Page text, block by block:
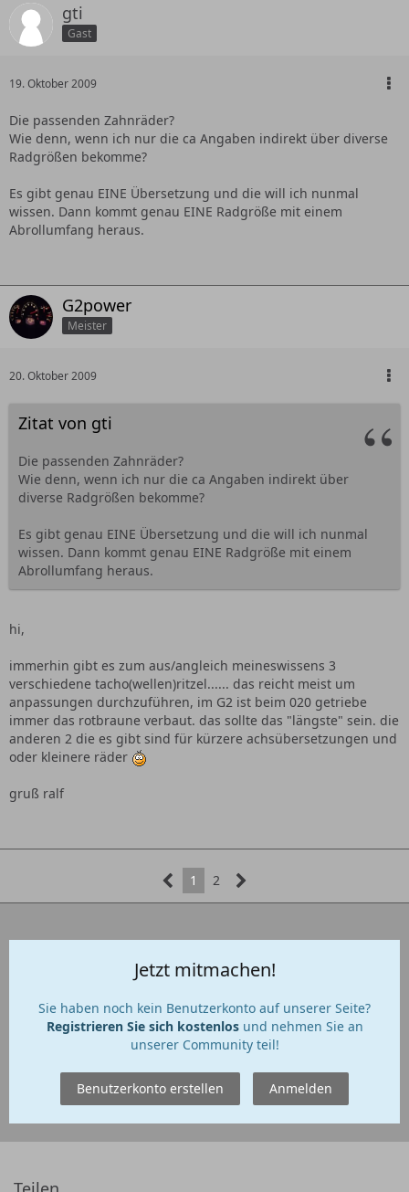
gti
Gast
19. Oktober 2009
Die passenden Zahnräder?
Wie denn, wenn ich nur die ca Angaben indirekt über diverse
Radgrößen bekomme?
Es gibt genau EINE Übersetzung und die will ich nunmal
wissen. Dann kommt genau EINE Radgröße mit einem
Abrollumfang heraus.
G2power
Meister
20. Oktober 2009
Zitat von gti
Die passenden Zahnräder?
Wie denn, wenn ich nur die ca Angaben indirekt über
diverse Radgrößen bekomme?
Es gibt genau EINE Übersetzung und die will ich nunmal
wissen. Dann kommt genau EINE Radgröße mit einem
Abrollumfang heraus.
hi,
immerhin gibt es zum aus/angleich meineswissens 3
verschiedene tacho(wellen)ritzel...... das reicht meist um
anpassungen durchzuführen, im G2 ist beim 020 getriebe
immer das rotbraune verbaut. das sollte das "längste" sein. die
anderen 2 die es gibt sind für kürzere achsübersetzungen und
oder kleinere räder
gruß ralf
1 2
Jetzt mitmachen!
Sie haben noch kein Benutzerkonto auf unserer Seite?
Registrieren Sie sich kostenlosund nehmen Sie an
unserer Community teil!
Benutzerkonto erstellen Anmelden